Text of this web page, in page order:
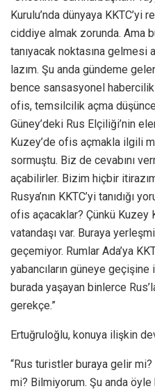
Kurulu’nda dünyaya KKTC’yi
ciddiye almak zorunda. Ama
tanıyacak noktasına gelmesi
lazım. Şu anda gündeme
bence sansasyonel habercilik
ofis, temsilcilik açma
Güney’deki Rus Elçiliği’nin
Kuzey’de ofis açmakla ilgili
sormuştu. Biz de cevabını
açabilirler. Bizim hiçbir
Rusya’nın KKTC’yi tanıdığı
ofis açacaklar? Çünkü Kuzey
vatandaşı var. Buraya
geçemiyor. Rumlar Ada’ya
yabancıların güneye geçişine
burada yaşayan binlerce
gerekçe.”
Ertuğruloğlu, konuya ilişkin
“Rus turistler buraya gelir mi?
mi? Bilmiyorum. Şu anda